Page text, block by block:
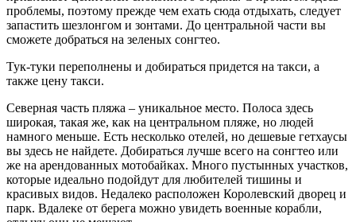
проблемы, поэтому прежде чем ехать сюда отдыхать, следует
запастить шезлонгом и зонтами. До центральной части вы
сможете добраться на зеленых сонгтео.
Тук-туки переполнены и добираться придется на такси, а
также цену такси.
Северная часть пляжа – уникальное место. Полоса здесь
широкая, такая же, как на центральном пляже, но людей
намного меньше. Есть несколько отелей, но дешевые гетхаусы
вы здесь не найдете. Добираться лучше всего на сонгтео или
же на арендованных мотобайках. Много пустынных участков,
которые идеально подойдут для любителей тишины и
красивых видов. Недалеко расположен Королевский дворец и
парк. Вдалеке от берега можно увидеть военные корабли,